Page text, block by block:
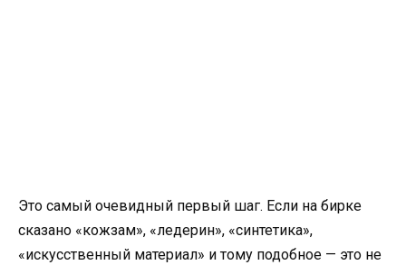
Это самый очевидный первый шаг. Если на бирке
сказано «кожзам», «ледерин», «синтетика»,
«искусственный материал» и тому подобное — это не